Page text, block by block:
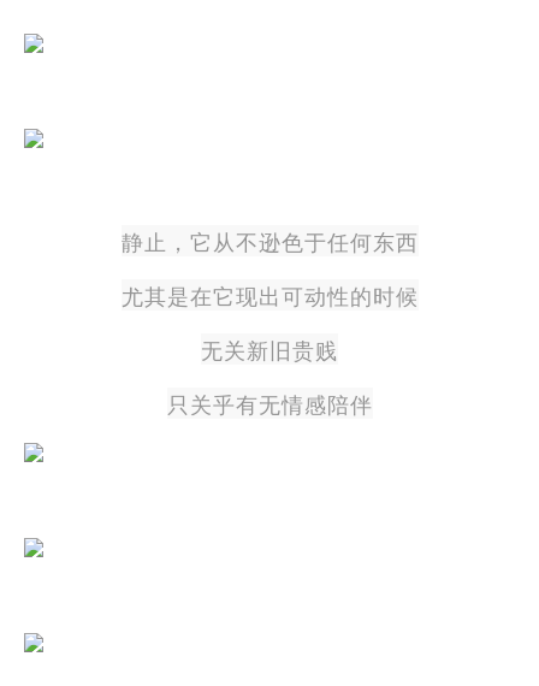
静止，它从不逊色于任何东西
尤其是在它现出可动性的时候
无关新旧贵贱
只关乎有无情感陪伴